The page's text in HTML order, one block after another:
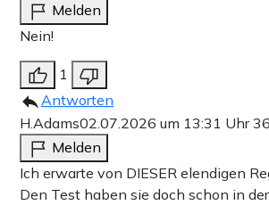
Melden
Nein!
1
Antworten
H.Adams02.07.2026 um 13:31 Uhr
Melden
Ich erwarte von DIESER elendigen
Den Test haben sie doch schon in